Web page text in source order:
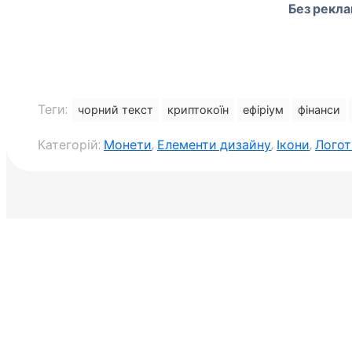
Без
Теги:
чорний текст криптокоїн ефіріум фінанси
Категорій: Монети, Елементи дизайну, Ікони,